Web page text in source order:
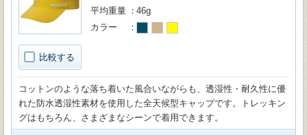
比較する
平均重量
46g
カラー
コットンのような落ち着いた風合いながらも、透湿性・耐久性に優
れた防水透湿性素材を使用した全天候型キャップです。トレッキン
グはもちろん、さまざまなシーンで着用できます。